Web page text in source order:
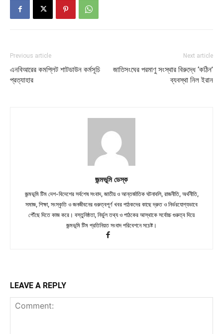
Previous article
এনবিআরের কমপ্লিট শাটডাউন কর্মসূচি
প্রত্যাহার
Next article
জাতিসংঘের পরমাণু সংস্থার বিরুদ্ধে ‘কঠিন’
ব্যবস্থা নিল ইরান
জন্মভূমি ডেস্ক
জন্মভূমি টিম দেশ-বিদেশের সর্বশেষ সংবাদ, জাতীয় ও আন্তর্জাতিক ঘটনাবলি, রাজনীতি, অর্থনীতি,
সমাজ, শিক্ষা, সংস্কৃতি ও জনজীবনের গুরুত্বপূর্ণ খবর পাঠকদের কাছে দ্রুত ও নির্ভরযোগ্যভাবে
পৌঁছে দিতে কাজ করে। বস্তুনিষ্ঠতা, নির্ভুল তথ্য ও পাঠকের আস্থাকে সর্বোচ্চ গুরুত্ব দিয়ে
জন্মভূমি টিম প্রতিনিয়ত সংবাদ পরিবেশনে সচেষ্ট।
LEAVE A REPLY